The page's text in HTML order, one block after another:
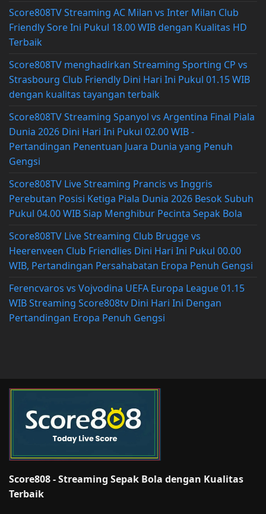
Score808TV Streaming AC Milan vs Inter Milan Club
Friendly Sore Ini Pukul 18.00 WIB dengan Kualitas HD
Terbaik
Score808TV menghadirkan Streaming Sporting CP vs
Strasbourg Club Friendly Dini Hari Ini Pukul 01.15 WIB
dengan kualitas tayangan terbaik
Score808TV Streaming Spanyol vs Argentina Final Piala
Dunia 2026 Dini Hari Ini Pukul 02.00 WIB -
Pertandingan Penentuan Juara Dunia yang Penuh
Gengsi
Score808TV Live Streaming Prancis vs Inggris
Perebutan Posisi Ketiga Piala Dunia 2026 Besok Subuh
Pukul 04.00 WIB Siap Menghibur Pecinta Sepak Bola
Score808TV Live Streaming Club Brugge vs
Heerenveen Club Friendlies Dini Hari Ini Pukul 00.00
WIB, Pertandingan Persahabatan Eropa Penuh Gengsi
Ferencvaros vs Vojvodina UEFA Europa League 01.15
WIB Streaming Score808tv Dini Hari Ini Dengan
Pertandingan Eropa Penuh Gengsi
Score808 - Streaming Sepak Bola dengan Kualitas
Terbaik